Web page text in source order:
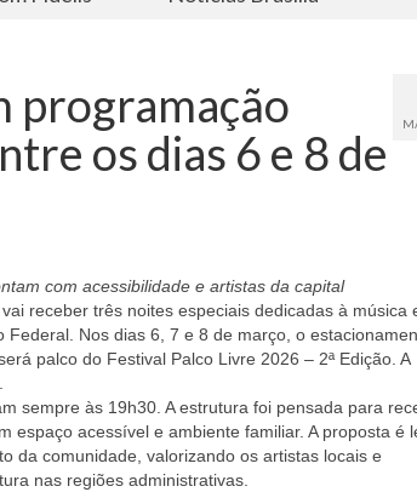
programação
os dias 6 e 8 de
com acessibilidade e artistas da capital
receber três noites especiais dedicadas à música
Federal. Nos dias 6, 7 e 8 de março, o
palco do Festival Palco Livre 2026 – 2ª Edição. A
sempre às 19h30. A estrutura foi pensada para
espaço acessível e ambiente familiar. A proposta é
da comunidade, valorizando os artistas locais e
nas regiões administrativas.